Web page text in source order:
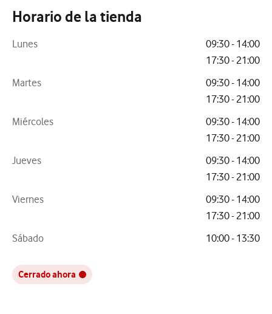
Horario de la tienda
Lunes
09:30 - 14:00
17:30 - 21:00
Martes
09:30 - 14:00
17:30 - 21:00
Miércoles
09:30 - 14:00
17:30 - 21:00
Jueves
09:30 - 14:00
17:30 - 21:00
Viernes
09:30 - 14:00
17:30 - 21:00
Sábado
10:00 - 13:30
Cerrado ahora